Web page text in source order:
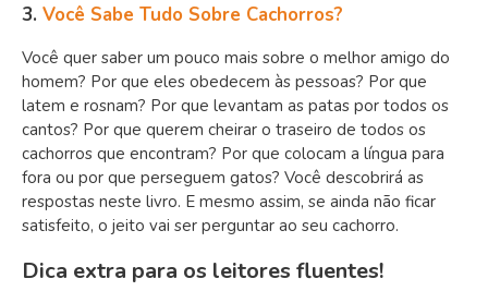
3. Você Sabe Tudo Sobre Cachorros?
Você quer saber um pouco mais sobre o melhor amigo do
homem? Por que eles obedecem às pessoas? Por que
latem e rosnam? Por que levantam as patas por todos os
cantos? Por que querem cheirar o traseiro de todos os
cachorros que encontram? Por que colocam a língua para
fora ou por que perseguem gatos? Você descobrirá as
respostas neste livro. E mesmo assim, se ainda não ficar
satisfeito, o jeito vai ser perguntar ao seu cachorro.
Dica extra para os leitores fluentes!